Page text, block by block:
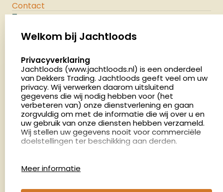
Contact
Palenrij 1
Nederland
4.8
2878 beoordelingen
Openingstijden
Dinsdag en donderdag: 13:00 - 17:00 én 18:00 - 21:00
uur
Afspraak maken
Welkom bij Jachtloods
select language
Privacyverklaring
Jachtloods (www.jachtloods.nl) is een onderdeel
van Dekkers Trading. Jachtloods geeft veel om uw
privacy. Wij verwerken daarom uitsluitend
gegevens die wij nodig hebben voor (het
verbeteren van) onze dienstverlening en gaan
zorgvuldig om met de informatie die wij over u en
uw gebruik van onze diensten hebben verzameld.
Wij stellen uw gegevens nooit voor commerciële
doelstellingen ter beschikking aan derden.
Meer informatie